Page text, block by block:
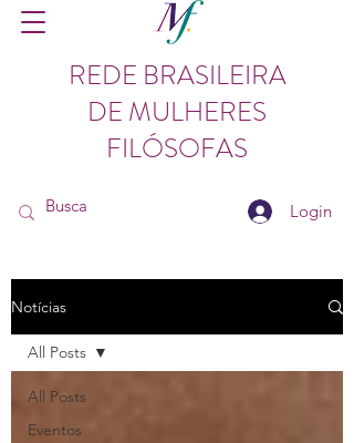
REDE BRASILEIRA
DE MULHERES
FILÓSOFAS
Login
Notícias
All Posts
Eventos
All Posts